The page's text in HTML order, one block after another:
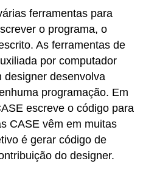
ferramentas para
o programa, o
As ferramentas de
por computador
designer desenvolva
programação. Em
escreve o código para
CASE vêm em muitas
é gerar código de
do designer.